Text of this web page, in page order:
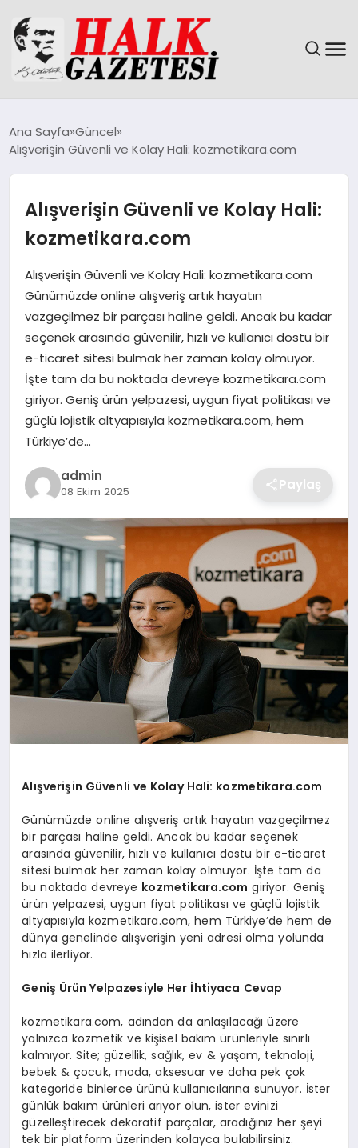
DÜNYA
EĞITIM
EKONOMI
MAGAZIN
SAĞLIK
SPOR
TEKNOLOJI
YAŞAM
Ana Sayfa Güncel
Alışverişin Güvenli ve Kolay Hali: kozmetikara.com
Alışverişin Güvenli ve Kolay Hali:
kozmetikara.com
Alışverişin Güvenli ve Kolay Hali: kozmetikara.com
Günümüzde online alışveriş artık hayatın
vazgeçilmez bir parçası haline geldi. Ancak bu kadar
seçenek arasında güvenilir, hızlı ve kullanıcı dostu bir
e-ticaret sitesi bulmak her zaman kolay olmuyor.
İşte tam da bu noktada devreye kozmetikara.com
giriyor. Geniş ürün yelpazesi, uygun fiyat politikası ve
güçlü lojistik altyapısıyla kozmetikara.com, hem
Türkiye’de…
admin
08 Ekim 2025 Paylaş
Alışverişin Güvenli ve Kolay Hali: kozmetikara.com
Günümüzde online alışveriş artık hayatın vazgeçilmez
bir parçası haline geldi. Ancak bu kadar seçenek
arasında güvenilir, hızlı ve kullanıcı dostu bir e-ticaret
sitesi bulmak her zaman kolay olmuyor. İşte tam da
bu noktada devreye kozmetikara.com giriyor. Geniş
ürün yelpazesi, uygun fiyat politikası ve güçlü lojistik
altyapısıyla kozmetikara.com, hem Türkiye’de hem de
dünya genelinde alışverişin yeni adresi olma yolunda
hızla ilerliyor.
Geniş Ürün Yelpazesiyle Her İhtiyaca Cevap
kozmetikara.com, adından da anlaşılacağı üzere
yalnızca kozmetik ve kişisel bakım ürünleriyle sınırlı
kalmıyor. Site; güzellik, sağlık, ev & yaşam, teknoloji,
bebek & çocuk, moda, aksesuar ve daha pek çok
kategoride binlerce ürünü kullanıcılarına sunuyor. İster
günlük bakım ürünleri arıyor olun, ister evinizi
güzelleştirecek dekoratif parçalar, aradığınız her şeyi
tek bir platform üzerinden kolayca bulabilirsiniz.